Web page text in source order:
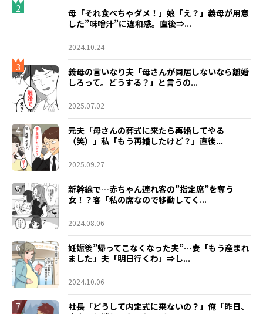
2
母「それ食べちゃダメ！」娘「え？」義母が用意
した”味噌汁”に違和感。直後⇒...
2024.10.24
3
義母の言いなり夫「母さんが同居しないなら離婚
しろって。どうする？」と言うの...
2025.07.02
4
元夫「母さんの葬式に来たら再婚してやる
（笑）」私「もう再婚したけど？」直後...
2025.09.27
5
新幹線で…赤ちゃん連れ客の”指定席”を奪う
女！？客「私の席なので移動してく...
2024.08.06
6
妊娠後”帰ってこなくなった夫”…妻「もう産まれ
ました」夫「明日行くわ」⇒し...
2024.10.06
7
社長「どうして内定式に来ないの？」俺「昨日、